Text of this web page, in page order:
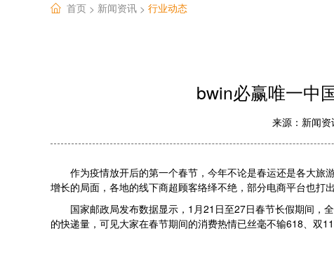
首页 > 新闻资讯 > 行业动态
bwin必赢唯一中
来源： 新闻资
作为疫情放开后的第一个春节，今年不论是春运还是各大旅
增长的局面，各地的线下商超顾客络绎不绝，部分电商平台也打
国家邮政局发布数据显示，1月21日至27日春节长假期间，
的快递量，可见大家在春节期间的消费热情已丝毫不输618、双11